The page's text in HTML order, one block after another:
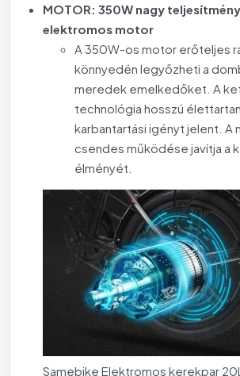
MOTOR: 350W nagy
elektromos motor
A 350W-os motor erőteljes
könnyedén legyőzheti a
meredek emelkedőket. A
technológia hosszú
karbantartási igényt jelent. A
csendes működése javítja a
élményét.
Samebike Elektromos kerekpar